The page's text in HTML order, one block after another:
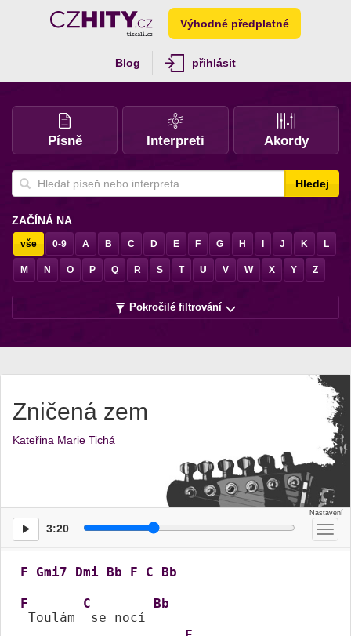
Výhodné předplatné
Blog přihlásit
Písně Interpreti Akordy
Hledej
ZAČÍNÁ NA
vše 0-9 A B C D E F G H J K L
M N O P Q R S T U V W X Y Z
Pokročilé filtrování
Zničená zem
Kateřina Marie Tichá
3:20
F Gmi7 Dmi Bb F C Bb
F
Toulám
C
se nocí
Bb